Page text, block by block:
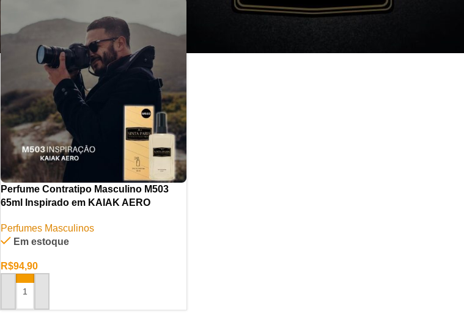
Perfume Contratipo Masculino M503
65ml Inspirado em KAIAK AERO
Perfumes Masculinos
Em estoque
R$94,90
ADICIONAR AO CARRINHO